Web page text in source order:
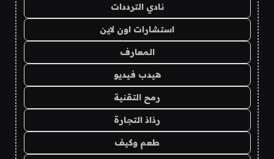
نادي الترددات
استشارات اون لاين
المعارف
هيدب فيديو
رمح التقنية
رذاذ التجارة
طعم وكيف